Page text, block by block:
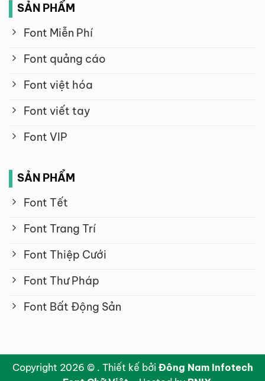
SẢN PHẨM
Font Miễn Phí
Font quảng cáo
Font việt hóa
Font viết tay
Font VIP
SẢN PHẨM
Font Tết
Font Trang Trí
Font Thiệp Cưới
Font Thư Pháp
Font Bất Động Sản
Copyright 2026 © . Thiết kế bởi Đông Nam Infotech